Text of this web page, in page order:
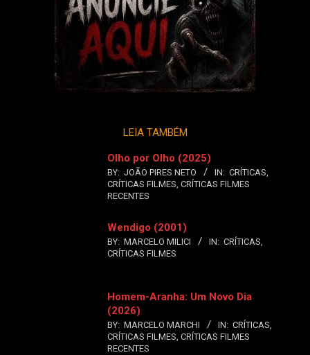
LEIA TAMBÉM
Olho por Olho (2025)
BY: JOÃO PIRES NETO IN: CRÍTICAS,
CRÍTICAS FILMES, CRÍTICAS FILMES
RECENTES
Wendigo (2001)
BY: MARCELO MILICI IN: CRÍTICAS,
CRÍTICAS FILMES
Homem-Aranha: Um Novo Dia
(2026)
BY: MARCELO MARCHI IN: CRÍTICAS,
CRÍTICAS FILMES, CRÍTICAS FILMES
RECENTES